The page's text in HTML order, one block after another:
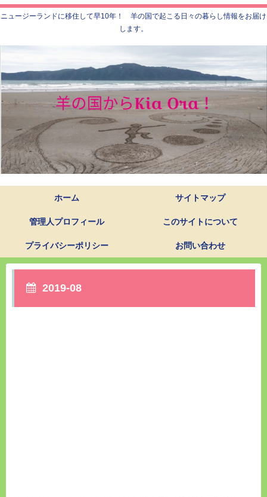
ニュージーランドに移住して早10年！ 羊の国で起こる日々の暮らし情報をお届け
します。
ホーム サイトマップ
管理人プロフィール このサイトについて
プライバシーポリシー お問い合わせ
2019-08